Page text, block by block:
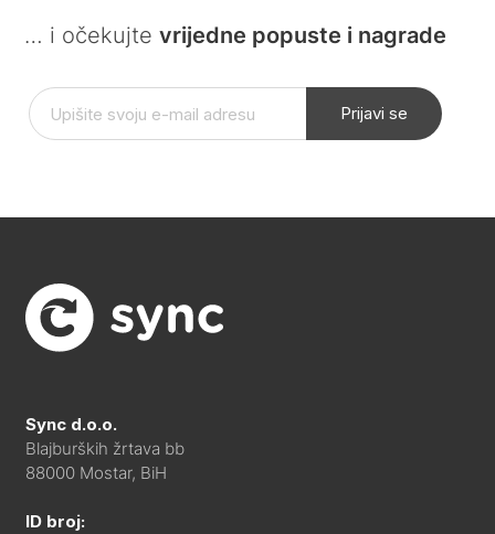
… i očekujte vrijedne popuste i nagrade
Prijavi se
Sync d.o.o.
Blajburških žrtava bb
88000 Mostar, BiH
ID broj: